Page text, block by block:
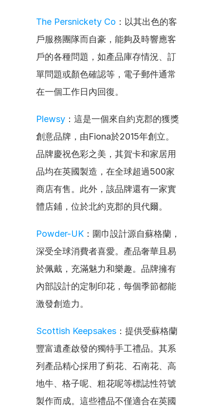
The Persnickety Co ：以其出色的客
戶服務團隊而自豪，能夠及時響應客
戶的各種問題，如產品庫存情況、訂
單問題或顏色確認等，電子郵件通常
在一個工作日內回復。
Plewsy ：這是一個來自約克郡的獲獎
創意品牌，由Fiona於2015年創立。
品牌慶祝色彩之美，其賀卡和家居用
品均在英國製造，在全球超過500家
商店有售。此外，該品牌還有一家實
體店鋪，位於北約克郡的貝代爾。
Powder-UK ：圍巾設計源自蘇格蘭，
深受全球消費者喜愛。產品奢華且易
於佩戴，充滿魅力和樂趣。品牌擁有
內部設計的定制印花，每個季節都能
激發創造力。
Scottish Keepsakes ：提供受蘇格蘭
豐富遺產啟發的獨特手工禮品。其系
列產品精心採用了蓟花、石南花、高
地牛、格子呢、粗花呢等標誌性符號
製作而成。這些禮品不僅適合在英國